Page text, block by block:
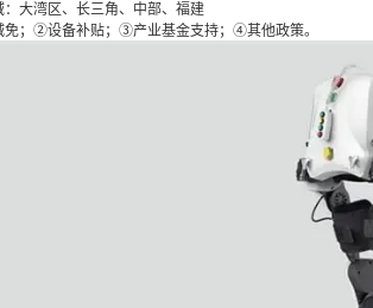
：大湾区、长三角、中部、福建
；②设备补贴；③产业基金支持；④其他政策。